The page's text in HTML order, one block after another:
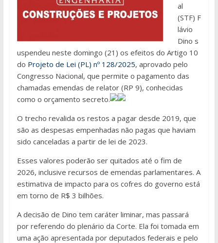
al
(STF) F
lávio
Dino s
uspendeu neste domingo (21) os efeitos do Artigo 10
do Projeto de Lei (PL) nº 128/2025, aprovado pelo
Congresso Nacional, que permite o pagamento das
chamadas emendas de relator (RP 9), conhecidas
como o orçamento secreto.
O trecho revalida os restos a pagar desde 2019, que
são as despesas empenhadas não pagas que haviam
sido canceladas a partir de lei de 2023.
Esses valores poderão ser quitados até o fim de
2026, inclusive recursos de emendas parlamentares. A
estimativa de impacto para os cofres do governo está
em torno de R$ 3 bilhões.
A decisão de Dino tem caráter liminar, mas passará
por referendo do plenário da Corte. Ela foi tomada em
uma ação apresentada por deputados federais e pelo